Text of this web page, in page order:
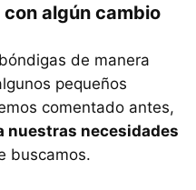
algún cambio
de manera
pequeños
comentado antes,
nuestras necesidades
buscamos.